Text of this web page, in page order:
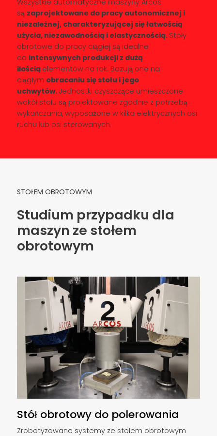
Wszystkie automatyczne maszyny Arcos
są zaprojektowane do pracy autonomicznej i
niezależnej, charakteryzującej się łatwością
użycia, niezawodnością i elastycznością. Stoły
obrotowe do pracy ciągłej są idealne
do intensywnych produkcji z dużą
ilością elementów na rok. Bazują one na
ciągłym obracaniu się stołu i jego
uchwytów. Jednostki czyszczące umieszczone
wokół stołu są projektowane zgodnie z potrzebą
wykańczania, wyposażone w kilka elektrycznych osi
ruchu lub osi sterowanych.
STOŁEM OBROTOWYM
Studium przypadku dla
maszyn ze stołem
obrotowym
Stół obrotowy do polerowania
Zrobotyzowane systemy ze stołem obrotowym